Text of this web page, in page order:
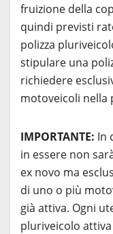
fruizione della
quindi previsti
polizza
stipulare una
richiedere
motoveicoli nella
IMPORTANTE: In
in essere non
ex novo ma
di uno o più
già attiva. Ogni
pluriveicolo